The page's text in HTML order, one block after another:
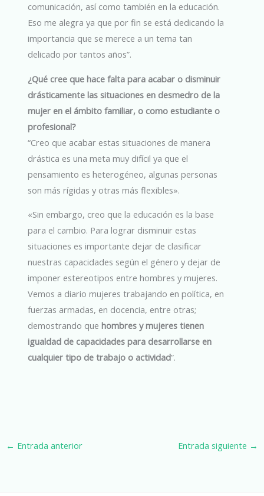
comunicación, así como también en la educación.
Eso me alegra ya que por fin se está dedicando la
importancia que se merece a un tema tan
delicado por tantos años”.
¿Qué cree que hace falta para acabar o disminuir
drásticamente las situaciones en desmedro de la
mujer en el ámbito familiar, o como estudiante o
profesional?
“Creo que acabar estas situaciones de manera
drástica es una meta muy difícil ya que el
pensamiento es heterogéneo, algunas personas
son más rígidas y otras más flexibles».
«Sin embargo, creo que la educación es la base
para el cambio. Para lograr disminuir estas
situaciones es importante dejar de clasificar
nuestras capacidades según el género y dejar de
imponer estereotipos entre hombres y mujeres.
Vemos a diario mujeres trabajando en política, en
fuerzas armadas, en docencia, entre otras;
demostrando quehombres y mujeres tienen
igualdad de capacidades para desarrollarse en
cualquier tipo de trabajo o actividad”.
← Entrada anterior Entrada siguiente →